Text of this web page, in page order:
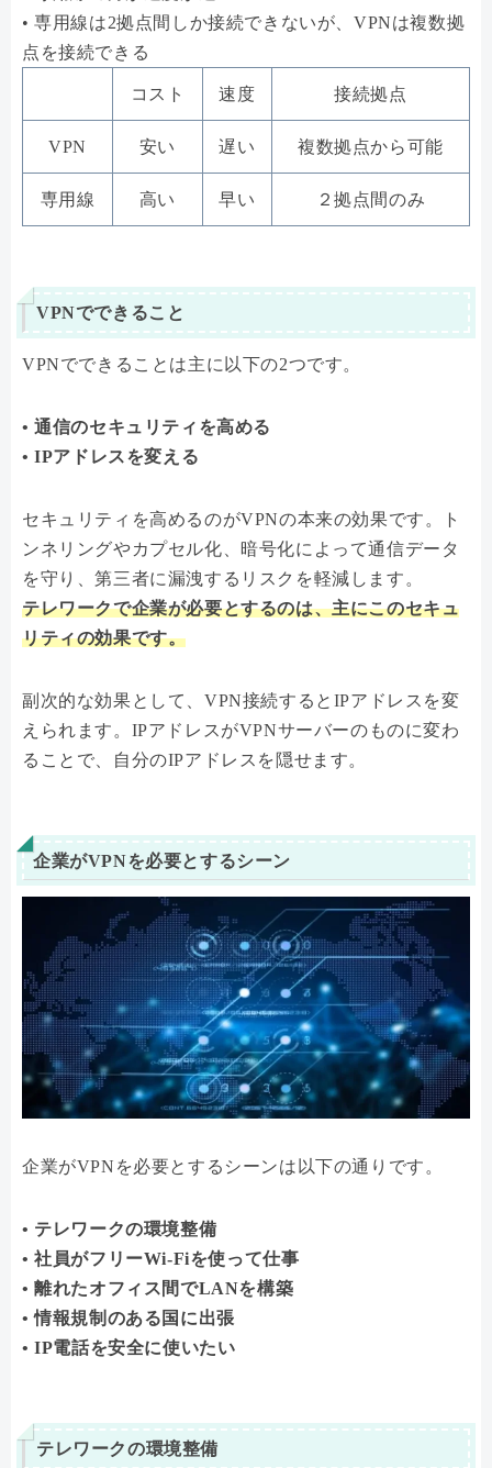
• 専用線は2拠点間しか接続できないが、VPNは複数拠
点を接続できる
コスト 速度 接続拠点
VPN 安い 遅い 複数拠点から可能
専用線 高い 早い ２拠点間のみ
VPNでできること
VPNでできることは主に以下の2つです。
• 通信のセキュリティを高める
• IPアドレスを変える
セキュリティを高めるのがVPNの本来の効果です。ト
ンネリングやカプセル化、暗号化によって通信データ
を守り、第三者に漏洩するリスクを軽減します。
テレワークで企業が必要とするのは、主にこのセキュ
リティの効果です。
副次的な効果として、VPN接続するとIPアドレスを変
えられます。IPアドレスがVPNサーバーのものに変わ
ることで、自分のIPアドレスを隠せます。
企業がVPNを必要とするシーン
企業がVPNを必要とするシーンは以下の通りです。
• テレワークの環境整備
• 社員がフリーWi-Fiを使って仕事
• 離れたオフィス間でLANを構築
• 情報規制のある国に出張
• IP電話を安全に使いたい
テレワークの環境整備